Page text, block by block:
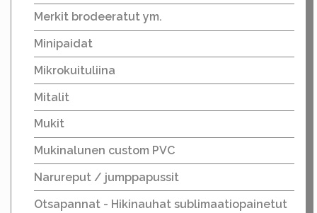
Merkit brodeeratut ym.
Minipaidat
Mikrokuituliina
Mitalit
Mukit
Mukinalunen custom PVC
Narureput / jumppapussit
Otsapannat - Hikinauhat sublimaatiopainetut